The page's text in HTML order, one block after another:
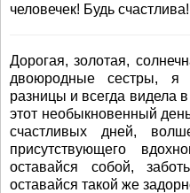
человечек! Будь счастлива!
Дорогая, золотая,
двоюродные сестры, я
разницы и всегда видела
этот необыкновенный
счастливых дней,
присутствующего
оставайся собой,
оставайся такой же